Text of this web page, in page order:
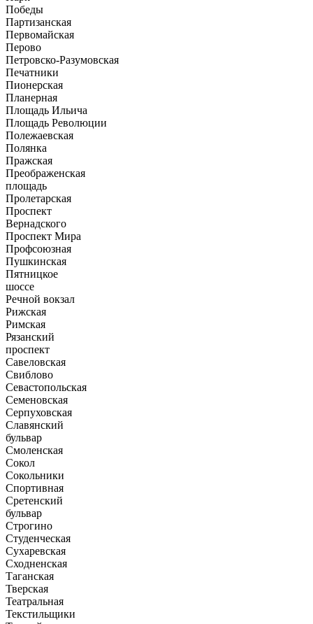
Победы
Партизанская
Первомайская
Перово
Петровско-Разумовская
Печатники
Пионерская
Планерная
Площадь Ильича
Площадь Революции
Полежаевская
Полянка
Пражская
Преображенская
площадь
Пролетарская
Проспект
Вернадского
Проспект Мира
Профсоюзная
Пушкинская
Пятницкое
шоссе
Речной вокзал
Рижская
Римская
Рязанский
проспект
Савеловская
Свиблово
Севастопольская
Семеновская
Серпуховская
Славянский
бульвар
Смоленская
Сокол
Сокольники
Спортивная
Сретенский
бульвар
Строгино
Студенческая
Сухаревская
Сходненская
Таганская
Тверская
Театральная
Текстильщики